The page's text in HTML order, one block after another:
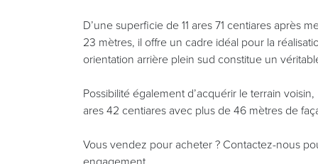
D’une superficie de 11 ares 71 centiares après
23 mètres, il offre un cadre idéal pour la
orientation arrière plein sud constitue un
Possibilité également d’acquérir le terrain
ares 42 centiares avec plus de 46 mètres de
Vous vendez pour acheter ? Contactez-nous